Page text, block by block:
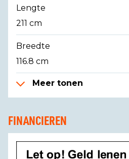
Lengte
211 cm
Breedte
116.8 cm
Meer tonen
FINANCIEREN